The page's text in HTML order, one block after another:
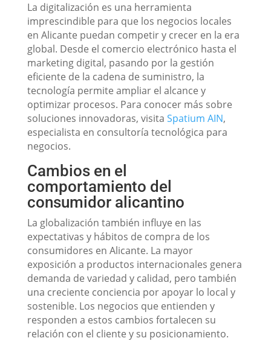
La digitalización es una herramienta
imprescindible para que los negocios locales
en Alicante puedan competir y crecer en la era
global. Desde el comercio electrónico hasta el
marketing digital, pasando por la gestión
eficiente de la cadena de suministro, la
tecnología permite ampliar el alcance y
optimizar procesos. Para conocer más sobre
soluciones innovadoras, visita Spatium AIN,
especialista en consultoría tecnológica para
negocios.
Cambios en el
comportamiento del
consumidor alicantino
La globalización también influye en las
expectativas y hábitos de compra de los
consumidores en Alicante. La mayor
exposición a productos internacionales genera
demanda de variedad y calidad, pero también
una creciente conciencia por apoyar lo local y
sostenible. Los negocios que entienden y
responden a estos cambios fortalecen su
relación con el cliente y su posicionamiento.